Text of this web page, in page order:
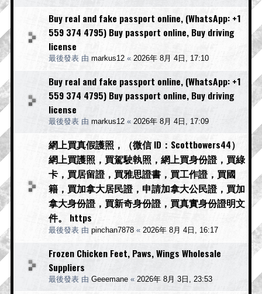
Buy real and fake passport online, (WhatsApp: +1
559 374 4795) Buy passport online, Buy driving
license
最後發表 由 markus12 « 2026年 8月 4日, 17:10
Buy real and fake passport online, (WhatsApp: +1
559 374 4795) Buy passport online, Buy driving
license
最後發表 由 markus12 « 2026年 8月 4日, 17:09
網上買真假護照，（微信 ID：Scottbowers44）
網上買護照，買駕駛執照，網上買身份證，買綠
卡，買居留證，買雅思證書，買工作證，買國
籍，買加拿大居民證，申請加拿大公民證，買加
拿大身份證，買新奇身份證，買真實身份證明文
件。 https
最後發表 由 pinchan7878 « 2026年 8月 4日, 16:17
Frozen Chicken Feet, Paws, Wings Wholesale
Suppliers
最後發表 由 Geeemane « 2026年 8月 3日, 23:53